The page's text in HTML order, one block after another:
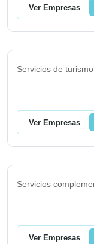
Ver Empresas
Servicios de
Ver Empresas
Servicios
Ver Empresas